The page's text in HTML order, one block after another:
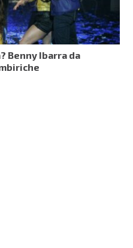
Benny Ibarra da